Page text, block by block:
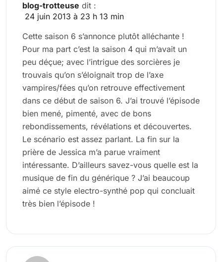
blog-trotteuse dit :
24 juin 2013 à 23 h 13 min
Cette saison 6 s’annonce plutôt alléchante !
Pour ma part c’est la saison 4 qui m’avait un
peu déçue; avec l’intrigue des sorcières je
trouvais qu’on s’éloignait trop de l’axe
vampires/fées qu’on retrouve effectivement
dans ce début de saison 6. J’ai trouvé l’épisode
bien mené, pimenté, avec de bons
rebondissements, révélations et découvertes.
Le scénario est assez parlant. La fin sur la
prière de Jessica m’a parue vraiment
intéressante. D’ailleurs savez-vous quelle est la
musique de fin du générique ? J’ai beaucoup
aimé ce style electro-synthé pop qui concluait
très bien l’épisode !